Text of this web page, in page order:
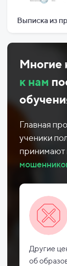
Выписка из
Многие
к нам
Главная
ученики
принимают
Другие
об